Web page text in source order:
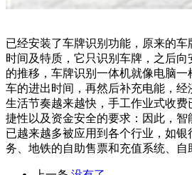
已经安装了车牌识别功能，原来的
时间及特质，它只识别车牌，之后向
的推移，车牌识别一体机就像电脑
车的进出时间，再然后补充电能，
生活节奏越来越快，手工作业式收
捷性以及资金安全的要求：因此，
已越来越多被应用到各个行业，如
务、地铁的自助售票和充值系统、自